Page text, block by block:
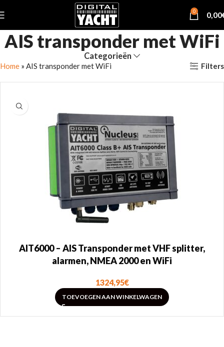
0 0,00
AIS transponder met WiFi
Categorieën
Home » AIS transponder met WiFi Filters
AIT6000 – AIS Transponder met VHF splitter,
alarmen, NMEA 2000 en WiFi
1324,95€
TOEVOEGEN AAN WINKELWAGEN